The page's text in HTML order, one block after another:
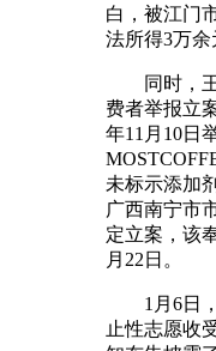
白，被江门
法所得3万余
同时，王
费者举报立
年11月10日
未标示添加
广西南宁市
定立案，该
月22日。
1月6日，
止性志愿收